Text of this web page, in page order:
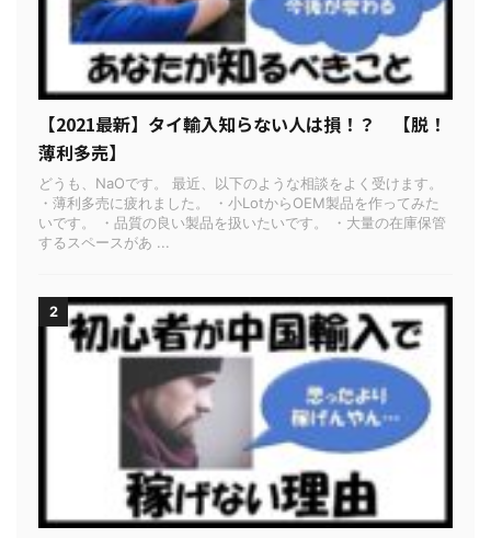
【2021最新】タイ輸入知らない人は損！？ 【脱！
薄利多売】
どうも、NaOです。 最近、以下のような相談をよく受けます。
・薄利多売に疲れました。 ・小LotからOEM製品を作ってみた
いです。 ・品質の良い製品を扱いたいです。 ・大量の在庫保管
するスペースがあ ...
2